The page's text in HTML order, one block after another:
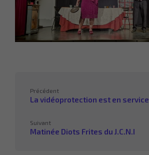
Précédent
La vidéoprotection est en service
Suivant
Matinée Diots Frites du J.C.N.I